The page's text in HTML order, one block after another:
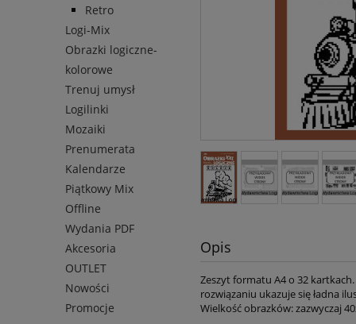
Retro
Logi-Mix
Obrazki logiczne-
kolorowe
Trenuj umysł
Logilinki
Mozaiki
Prenumerata
Kalendarze
Piątkowy Mix
Offline
Wydania PDF
Akcesoria
OUTLET
Nowości
Promocje
Opis
Zeszyt formatu A4 o 32
rozwiązaniu ukazuje się ładna
Wielkość obrazków: zazwyczaj